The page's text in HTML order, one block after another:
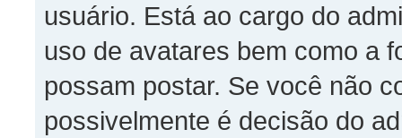
usuário. Está ao cargo do
uso de avatares bem como a
possam postar. Se você não
possivelmente é decisão do